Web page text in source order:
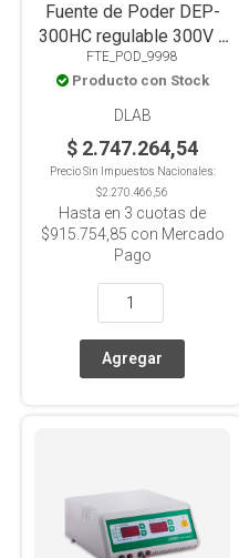
Fuente de Poder DEP-
300HC regulable 300V /
300 mA / 400W
FTE_POD_9998
Producto con Stock
DLAB
$ 2.747.264,54
Precio Sin Impuestos Nacionales:
$2.270.466,56
Hasta en 3 cuotas de
$915.754,85 con Mercado
Pago